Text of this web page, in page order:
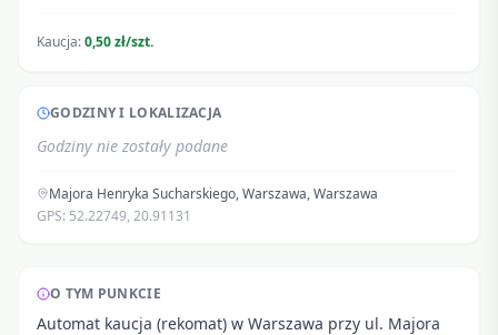
Kaucja:0,50 zł/szt.
GODZINY I LOKALIZACJA
Godziny nie zostały podane
Majora Henryka Sucharskiego, Warszawa,Warszawa
GPS: 52.22749, 20.91131
O TYM PUNKCIE
Automat kaucja (rekomat) w Warszawa przy ul. Majora